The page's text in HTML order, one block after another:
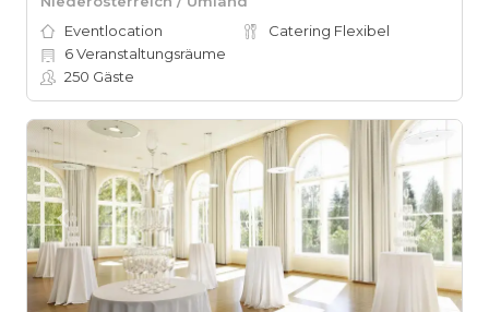
Eventlocation
Catering Flexibel
6Veranstaltungsräume
250 Gäste